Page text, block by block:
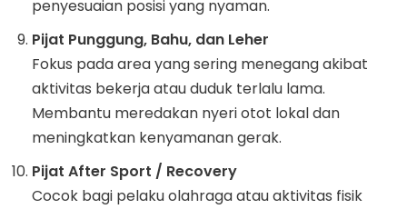
penyesuaian posisi yang nyaman.
Pijat Punggung, Bahu, dan Leher
Fokus pada area yang sering menegang akibat
aktivitas bekerja atau duduk terlalu lama.
Membantu meredakan nyeri otot lokal dan
meningkatkan kenyamanan gerak.
Pijat After Sport / Recovery
Cocok bagi pelaku olahraga atau aktivitas fisik